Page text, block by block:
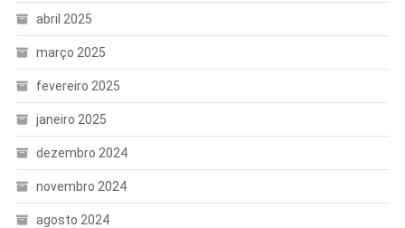
abril 2025
março 2025
fevereiro 2025
janeiro 2025
dezembro 2024
novembro 2024
agosto 2024